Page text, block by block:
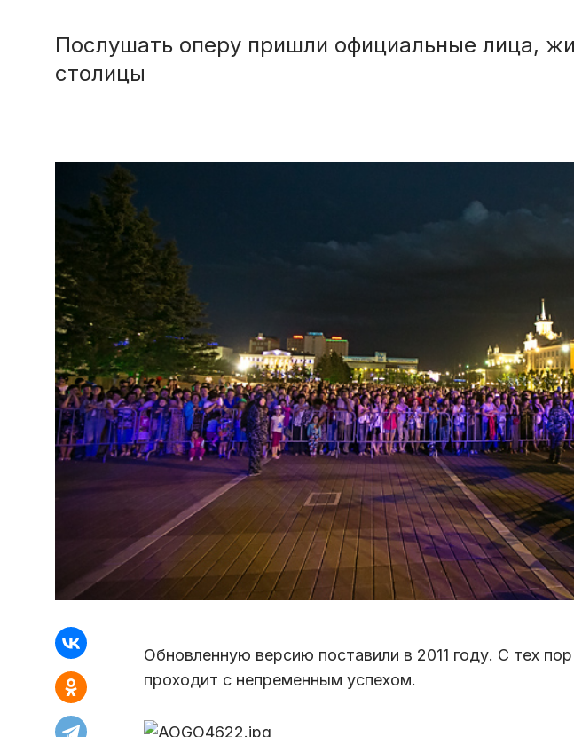
Послушать оперу пришли официальные лица,
столицы
Обновленную версию поставили в 2011 году. С тех
проходит с непременным успехом.